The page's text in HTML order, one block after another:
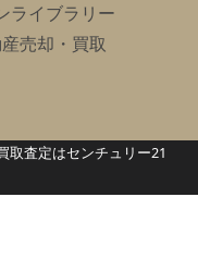
ライブラリー
売却・買取
査定はセンチュリー21